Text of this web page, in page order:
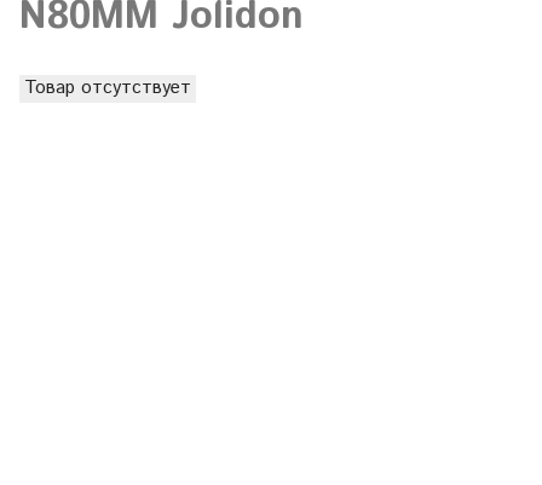
N80MM Jolidon
Товар отсутствует